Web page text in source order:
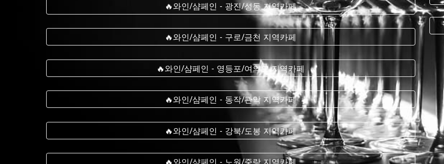
🔥와인/샴페인 - 광진/성동 지역카페
🔥와인/샴페인 - 구로/금천 지역카페
🔥와인/샴페인 - 영등포/여의도 지역카페
🔥와인/샴페인 - 동작/관악 지역카페
🔥와인/샴페인 - 강북/도봉 지역카페